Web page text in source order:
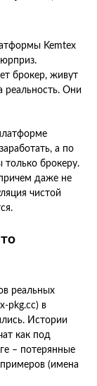
Kemtex
брокер, живут
реальность. Они
а по
только брокеру.
даже не
чистой
реальных
pkg.cc) в
Истории
как под
– потерянные
(имена